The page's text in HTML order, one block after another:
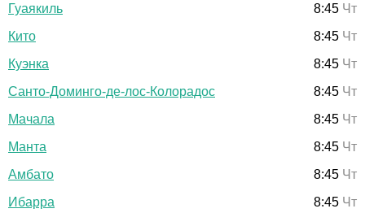
Гуаякиль 8:45 Чт
Кито
8:45 Чт
Куэнка
8:45 Чт
Санто-Доминго-де-лос-Колорадос
8:45 Чт
Мачала
8:45 Чт
Манта
8:45 Чт
Амбато
8:45 Чт
Ибарра
8:45 Чт